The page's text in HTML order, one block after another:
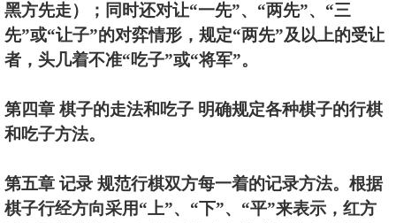
黑方先走）；同时还对让“一先”、“两先”、“三
先”或“让子”的对弈情形，规定“两先”及以上的受让
者，头几着不准“吃子”或“将军”。
第四章 棋子的走法和吃子 明确规定各种棋子的行棋
和吃子方法。
第五章 记录 规范行棋双方每一着的记录方法。根据
棋子行经方向采用“上”、“下”、“平”来表示，红方